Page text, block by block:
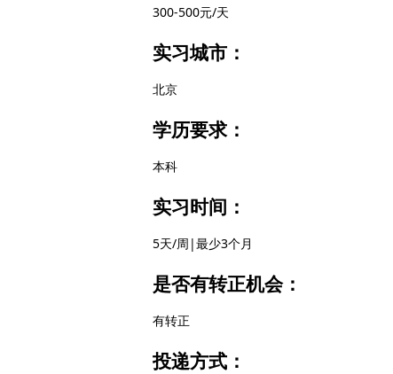
300-500元/天
实习城市：
北京
学历要求：
本科
实习时间：
5天/周|最少3个月
是否有转正机会：
有转正
投递方式：